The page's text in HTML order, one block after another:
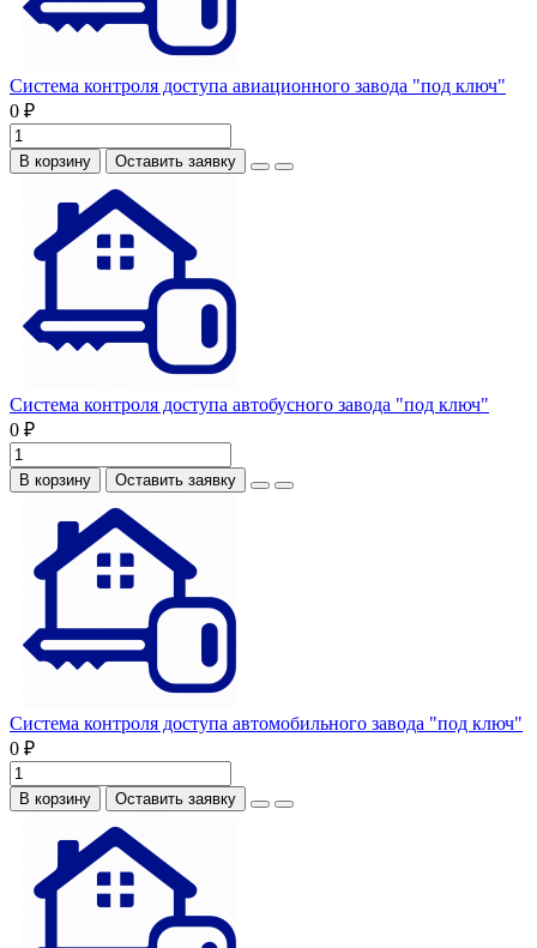
Система контроля доступа авиационного завода "под ключ"
0 ₽
В корзину Оставить заявку
Система контроля доступа автобусного завода "под ключ"
0 ₽
В корзину Оставить заявку
Система контроля доступа автомобильного завода "под ключ"
0 ₽
В корзину Оставить заявку